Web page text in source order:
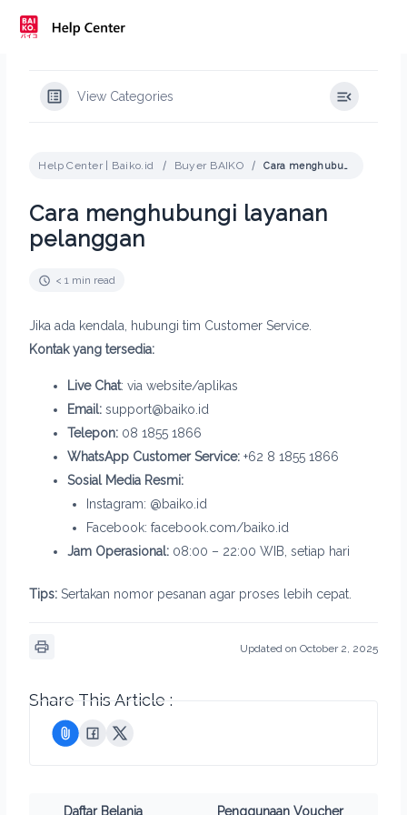
View Categories
Help Center | Baiko.id Buyer BAIKO Cara menghubungi layanan pelanggan
Cara menghubungi layanan
pelanggan
< 1 min read
Jika ada kendala, hubungi tim Customer Service.
Kontak yang tersedia:
Live Chat: via website/aplikas
Email: support@baiko.id
Telepon: 08 1855 1866
WhatsApp Customer Service: +62 8 1855 1866
Sosial Media Resmi:
Instagram: @baiko.id
Facebook: facebook.com/baiko.id
Jam Operasional: 08:00 – 22:00 WIB, setiap hari
Tips: Sertakan nomor pesanan agar proses lebih cepat.
Updated on October 2, 2025
Share This Article :
Daftar Belanja Penggunaan Voucher